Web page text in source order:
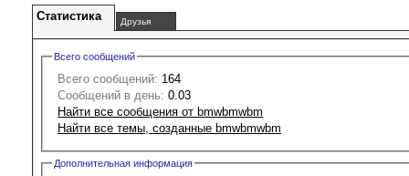
Статистика Друзья
Всего сообщений
Всего сообщений: 164
Сообщений в день: 0.03
Найти все сообщения от bmwbmwbm
Найти все темы, созданные bmwbmwbm
Дополнительная информация